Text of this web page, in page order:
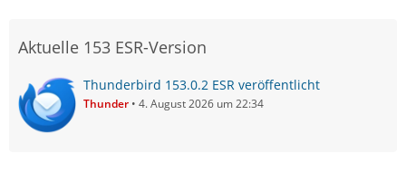
Aktuelle 153 ESR-Version
Thunderbird 153.0.2 ESR veröffentlicht
Thunder 4. August 2026 um 22:34